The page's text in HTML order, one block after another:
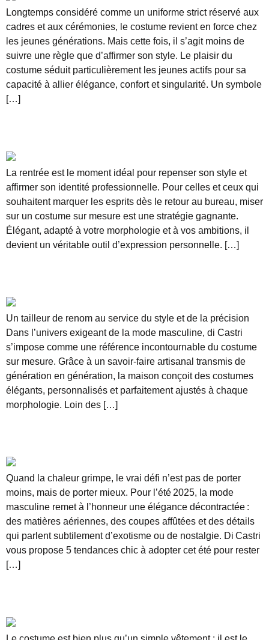
Longtemps considéré comme un uniforme strict réservé aux
cadres et aux cérémonies, le costume revient en force chez
les jeunes générations. Mais cette fois, il s’agit moins de
suivre une règle que d’affirmer son style. Le plaisir du
costume séduit particulièrement les jeunes actifs pour sa
capacité à allier élégance, confort et singularité. Un symbole
[…]
La rentrée est le moment idéal pour repenser son style et
affirmer son identité professionnelle. Pour celles et ceux qui
souhaitent marquer les esprits dès le retour au bureau, miser
sur un costume sur mesure est une stratégie gagnante.
Élégant, adapté à votre morphologie et à vos ambitions, il
devient un véritable outil d’expression personnelle. […]
Un tailleur de renom au service du style et de la précision
Dans l’univers exigeant de la mode masculine, di Castri
s’impose comme une référence incontournable du costume
sur mesure. Grâce à un savoir-faire artisanal transmis de
génération en génération, la maison conçoit des costumes
élégants, personnalisés et parfaitement ajustés à chaque
morphologie. Loin des […]
Quand la chaleur grimpe, le vrai défi n’est pas de porter
moins, mais de porter mieux. Pour l’été 2025, la mode
masculine remet à l’honneur une élégance décontractée :
des matières aériennes, des coupes affûtées et des détails
qui parlent subtilement d’exotisme ou de nostalgie. Di Castri
vous propose 5 tendances chic à adopter cet été pour rester
[…]